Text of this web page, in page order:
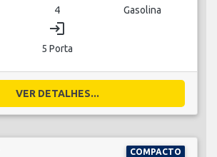
4 Gasolina
login
5 Porta
VER DETALHES...
COMPACTO